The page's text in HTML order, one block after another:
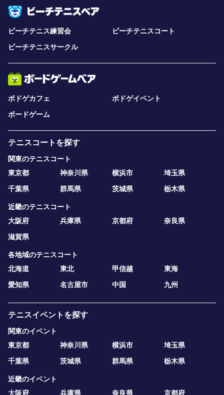
ビーチテニス練習会
ビーチテニスコート
ビーチテニスサークル
ボドゲカフェ
ボドゲイベント
ボードゲーム
テニスコートを探す
関東のテニスコート
東京都
神奈川県 横浜市
埼玉県
千葉県
群馬県 茨城県 栃木県
近畿のテニスコート
大阪府
兵庫県 京都府
奈良県
滋賀県
各地域のテニスコート
北海道
東北 甲信越
東海
愛知県
名古屋市 中国 九州
テニスイベントを探す
関東のイベント
東京都
神奈川県 横浜市
埼玉県
千葉県
茨城県 群馬県 栃木県
近畿のイベント
大阪府
兵庫県 奈良県 京都府